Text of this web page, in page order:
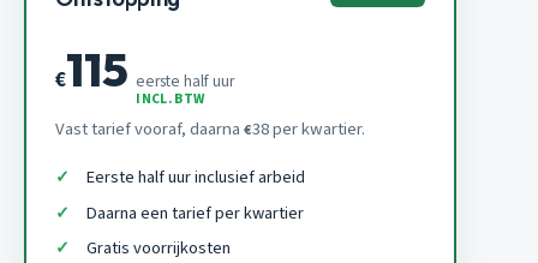
€115 eerste half uur
INCL. BTW
Vast tarief vooraf, daarna €38 per kwartier.
Eerste half uur inclusief arbeid
Daarna een tarief per kwartier
Gratis voorrijkosten